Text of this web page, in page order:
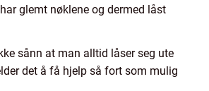
glemt nøklene og dermed låst
sånn at man alltid låser seg ute
det å få hjelp så fort som mulig